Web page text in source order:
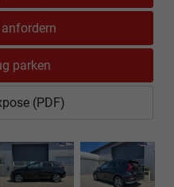
parken
(PDF)